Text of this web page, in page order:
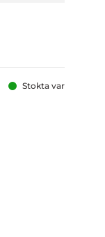
Stokta var